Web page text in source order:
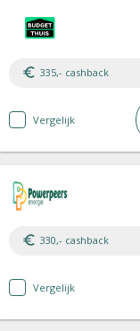
335,- cashback
Vergelijk
330,- cashback
Vergelijk